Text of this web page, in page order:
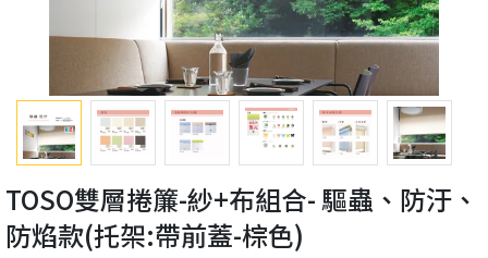
TOSO雙層捲簾-紗+布組合- 驅蟲、防汙、
防焰款(托架:帶前蓋-棕色)